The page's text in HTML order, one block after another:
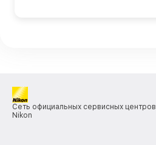
Сеть официальных сервисных центров
Nikon